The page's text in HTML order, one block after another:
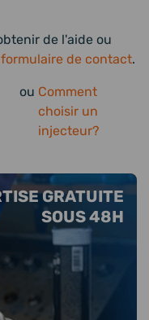
GRATUITE
SOUS 48H
de l'aide ou
formulaire de contact.
ou Comment
choisir un
injecteur?